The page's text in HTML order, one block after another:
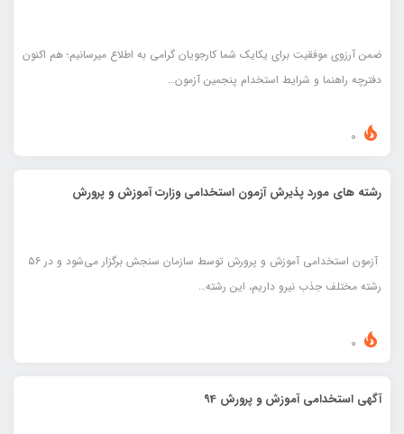
ضمن آرزوی موفقیت برای یکایک شما کارجویان گرامی به اطلاع میرسانیم؛ هم اکنون
دفترچه راهنما و شرایط استخدام پنجمین آزمون…
رشته های مورد پذیرش آزمون استخدامی وزارت آموزش و پرورش
آزمون استخدامی آموزش و پرورش توسط سازمان سنجش برگزار می‌شود و در ۵۶
رشته مختلف جذب نیرو داریم، این رشته…
آگهی استخدامی آموزش و پرورش 94